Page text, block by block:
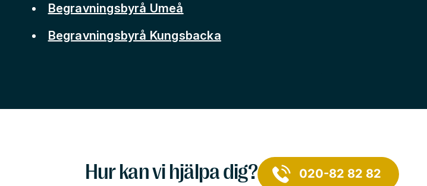
Begravningsbyrå Umeå
Begravningsbyrå Kungsbacka
Hur kan vi hjälpa dig? 020-82 82 82